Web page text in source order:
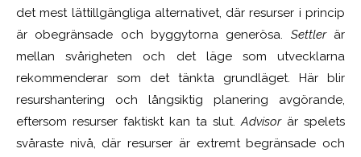
det mest lättillgängliga alternativet, där resurser i princip
är obegränsade och byggytorna generösa. Settlerär
mellan svårigheten och det läge som utvecklarna
rekommenderar som det tänkta grundläget. Här blir
resurshantering och långsiktig planering avgörande,
eftersom resurser faktiskt kan ta slut.Advisorär spelets
svåraste nivå, där resurser är extremt begränsade och